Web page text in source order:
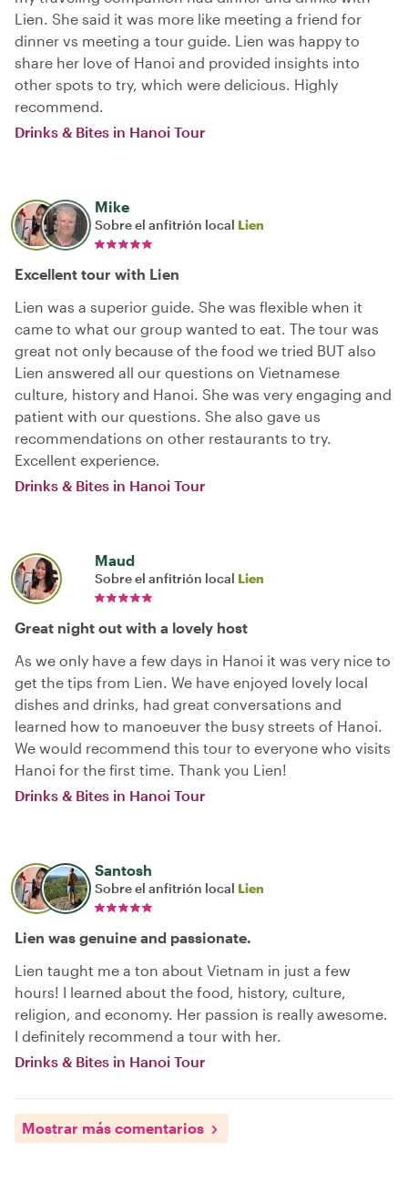
Lien. She said it was more like meeting a friend for
dinner vs meeting a tour guide. Lien was happy to
share her love of Hanoi and provided insights into
other spots to try, which were delicious. Highly
recommend.
Drinks & Bites in Hanoi Tour
Mike
Sobre el anfitrión local Lien
Excellent tour with Lien
Lien was a superior guide. She was flexible when it
came to what our group wanted to eat. The tour was
great not only because of the food we tried BUT also
Lien answered all our questions on Vietnamese
culture, history and Hanoi. She was very engaging and
patient with our questions. She also gave us
recommendations on other restaurants to try.
Excellent experience.
Drinks & Bites in Hanoi Tour
Maud
Sobre el anfitrión local Lien
Great night out with a lovely host
As we only have a few days in Hanoi it was very nice to
get the tips from Lien. We have enjoyed lovely local
dishes and drinks, had great conversations and
learned how to manoeuver the busy streets of Hanoi.
We would recommend this tour to everyone who visits
Hanoi for the first time. Thank you Lien!
Drinks & Bites in Hanoi Tour
Santosh
Sobre el anfitrión local Lien
Lien was genuine and passionate.
Lien taught me a ton about Vietnam in just a few
hours! I learned about the food, history, culture,
religion, and economy. Her passion is really awesome.
I definitely recommend a tour with her.
Drinks & Bites in Hanoi Tour
Mostrar más comentarios